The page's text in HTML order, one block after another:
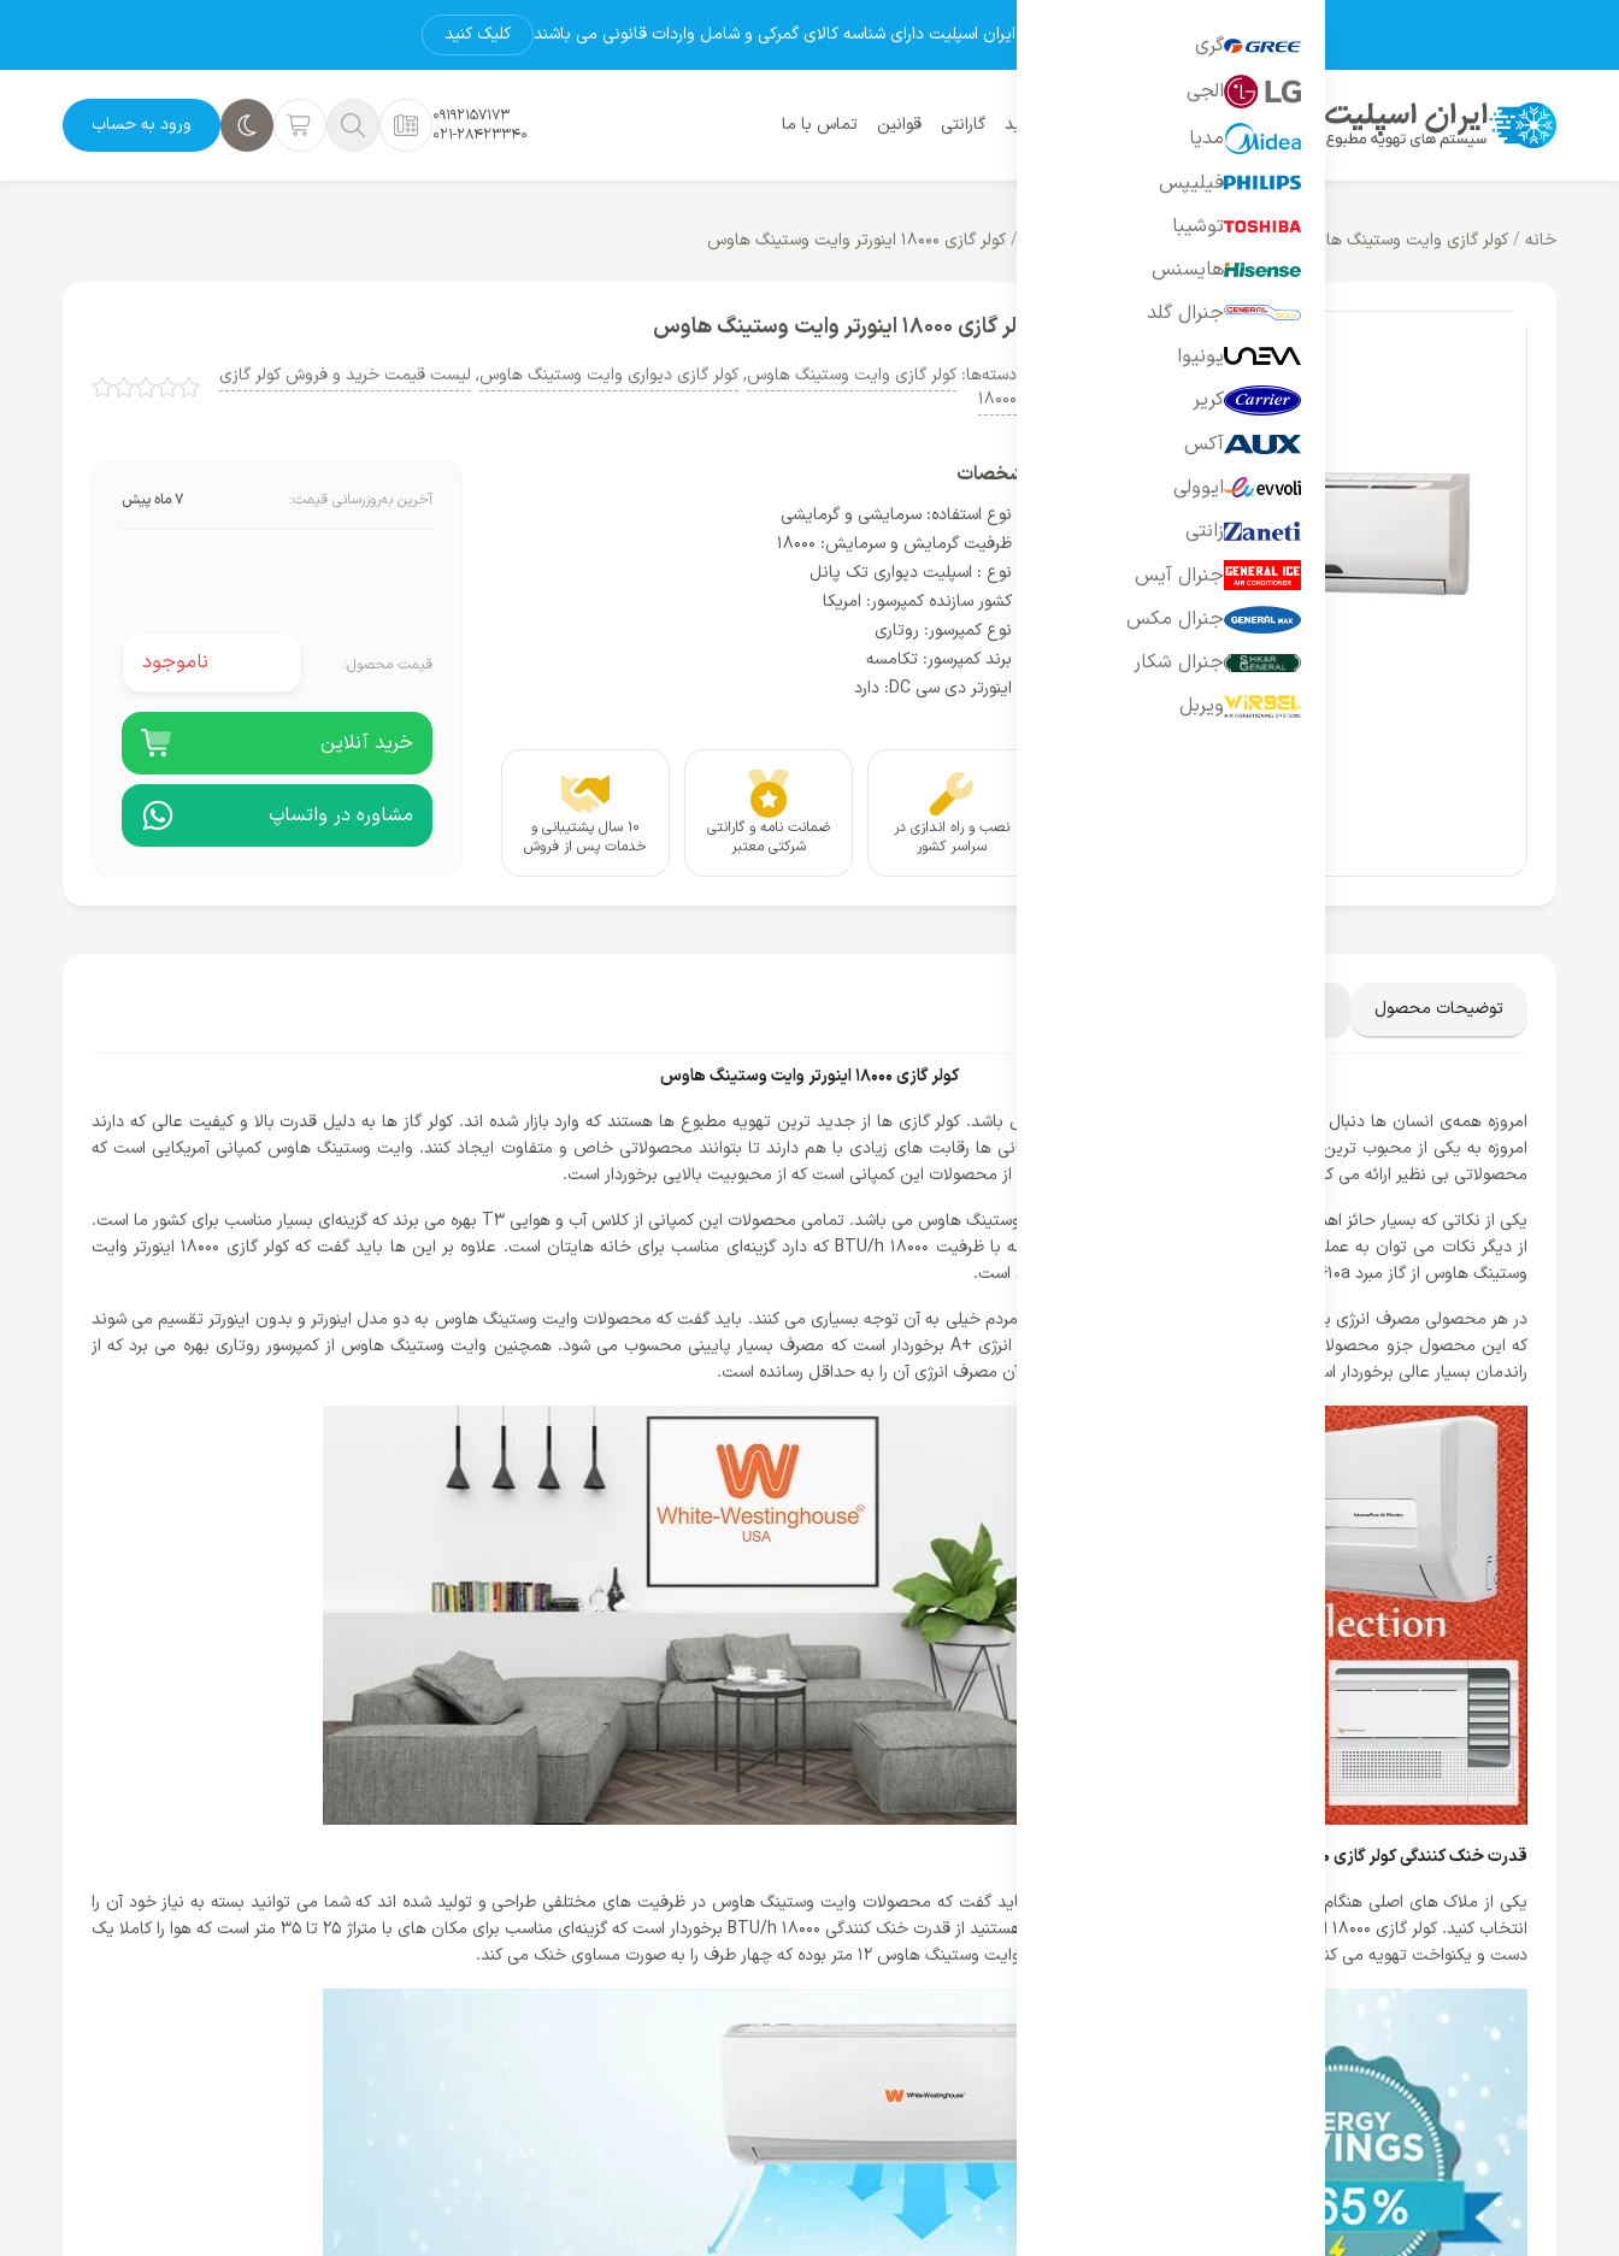
تمامی محصولات فروشگاه ایران اسپلیت دارای شناسه کالای گمرکی و شامل واردات قانونی می باشند کلیک کنید
محصولات
گری
الجی
مدیا
فیلیپس
توشیبا
هایسنس
جنرال گلد
یونیوا
کریر
آکس
ایوولی
زانتی
جنرال آیس
جنرال مکس
جنرال شکار
ویربل
خانه راهنمای خرید گارانتی قوانین تماس با ما
09192157173
021-28423340
ورود به حساب
خانه /کولر گازی وایت وستینگ هاوس/کولر گازی دیواری وایت وستینگ هاوس /کولر گازی 18000 اینورتر وایت وستینگ هاوس
کولر گازی 18000 اینورتر وایت وستینگ هاوس
دسته‌ها: کولر گازی وایت وستینگ هاوس,کولر گازی دیواری وایت وستینگ هاوس, لیست قیمت خرید و فروش کولر گازی
18000
مشخصات
نوع استفاده: سرمایشی و گرمایشی
ظرفیت گرمایش و سرمایش: 18000
نوع : اسپلیت دیواری تک پانل
کشور سازنده کمپرسور: امریکا
نوع کمپرسور: روتاری
برند کمپرسور: تکامسه
اینورتر دی سی DC: دارد
نصب و راه اندازی در
سراسر کشور
ضمانت نامه و گارانتی
شرکتی معتبر
۱۰ سال پشتیبانی و
خدمات پس از فروش
آخرین به‌روزرسانی قیمت: 7 ماه پیش
قیمت محصول: ناموجود
خرید آنلاین
مشاوره در واتساپ
توضیحات محصول
کولر گازی 18000 اینورتر وایت وستینگ هاوس
امروزه همه‌ی انسان ها دنبال دستگاه های هستند که بدون دغدغه و مشکل باشد. کولر گازی ها از جدید ترین تهویه مطبوع ها هستند که وارد بازار شده اند. کولر گاز ها به دلیل قدرت بالا و کیفیت عالی که دارند
امروزه به یکی از محبوب ترین دستگاه ها تبدیل شده‌اند. در این میان کمپانی ها رقابت های زیادی با هم دارند تا بتوانند محصولاتی خاص و متفاوت ایجاد کنند. وایت وستینگ هاوس کمپانی آمریکایی است که
محصولاتی بی نظیر ارائه می کند. کولر گازی 18000 وایت وستینگ هاوس یکی از محصولات این کمپانی است که از محبوبیت بالایی برخوردار است.
یکی از نکاتی که بسیار حائز اهمیت است کلاس آب و هوای محصولات وایت وستینگ هاوس می باشد. تمامی محصولات این کمپانی از کلاس آب و هوایی T3 بهره می برند که گزینه‌ای بسیار مناسب برای کشور ما است.
از دیگر نکات می توان به عملکرد های سرمایشی و گرمایشی آن اشاره کرد که با ظرفیت 18000 BTU/h که دارد گزینه‌ای مناسب برای خانه هایتان است. علاوه بر این ها باید گفت که کولر گازی 18000 اینورتر وایت
وستینگ هاوس از گاز مبرد R410a بهره می برند که یکی از نقات قوت این برند است.
در هر محصولی مصرف انرژی یکی از بحث های مهم و قابل توضیح بوده که مردم خیلی به آن توجه بسیاری می کنند. باید گفت که محصولات وایت وستینگ هاوس به دو مدل اینورتر و بدون اینورتر تقسیم می شوند
که این محصول جزو محصولات اینورتر دار این کمپانی می باشد که مصرف انرژی +A برخوردار است که مصرف بسیار پایینی محسوب می شود. همچنین وایت وستینگ هاوس از کمپرسور روتاری بهره می برد که از
راندمان بسیار عالی برخوردار است که طول عمر دستگاه را بالا برده و علاوه بر آن مصرف انرژی آن را به حداقل رسانده است.
قدرت خنک کنندگی کولر گازی 18000 اینورتر وایت وستینگ هاوس
یکی از ملاک های اصلی هنگام انتخاب کولر گازی قدرت آن می باشد. ابتدا باید گفت که محصولات وایت وستینگ هاوس در ظرفیت های مختلفی طراحی و تولید شده اند که شما می توانید بسته به نیاز خود آن را
انتخاب کنید. کولر گازی 18000 اینورتر وایت وستینگ هاوس همانطور که آگاه هستنید از قدرت خنک کنندگی 18000 BTU/h برخوردار است که گزینه‌ای مناسب برای مکان های با متراژ 25 تا 35 متر است که هوا را کاملا یک
دست و یکنواخت تهویه می کند. همچنین پرتاب باد کولر گازی 18000 اینورتر وایت وستینگ هاوس 12 متر بوده که چهار طرف را به صورت مساوی خنک می کند.